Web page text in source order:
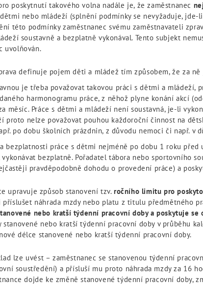
poskytnutí takového volna nadále je, že zaměstnanec
nebo mládeží (splnění podmínky se nevyžaduje,
této podmínky zaměstnanec svému zaměstnavateli
soustavně a bezplatně vykonával. Tento subjekt
uvolňován.
definuje pojem děti a mládež tím způsobem, že za
je třeba považovat takovou práci s dětmi a
harmonogramu práce, z něhož plyne konání akcí
měsíc. Práce s dětmi a mládeží není soustavná, je-li
proto nelze považovat pouhou každoroční činnost na
po dobu školních prázdnin, z důvodu nemoci či např. v
bezplatnosti práce s dětmi nejméně po dobu 1 roku
vykonávat bezplatně. Pořadatel tábora nebo sportovního
pravděpodobně dohodu o provedení práce) a
upravuje způsob stanovení tzv. ročního limitu pro
příslušet náhrada mzdy nebo platu z titulu předmětného
nebo kratší týdenní pracovní doby a poskytuje
stanovené nebo kratší týdenní pracovní doby v průběhu
délce stanovené nebo kratší týdenní pracovní doby.
lze uvést – zaměstnanec se stanovenou týdenní
soustředění) a přísluší mu proto náhrada mzdy za 16
dojde ke změně stanovené týdenní pracovní doby,